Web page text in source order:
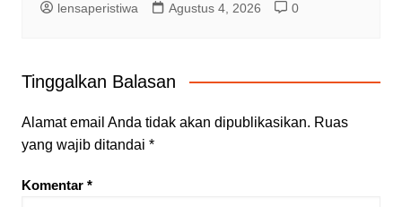
lensaperistiwa Agustus 4, 2026 0
Tinggalkan Balasan
Alamat email Anda tidak akan dipublikasikan. Ruas
yang wajib ditandai *
Komentar *